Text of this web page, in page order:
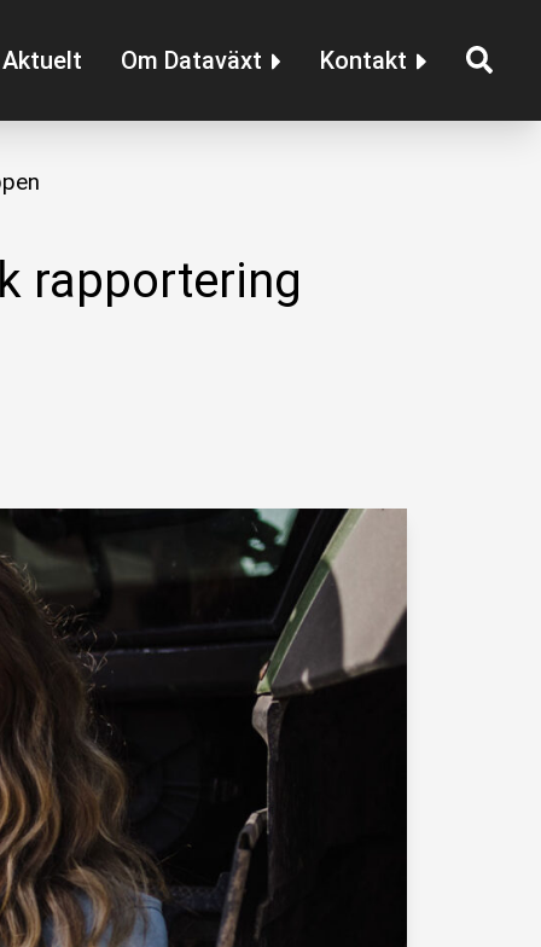
Aktuelt Om Dataväxt Kontakt
rapportering